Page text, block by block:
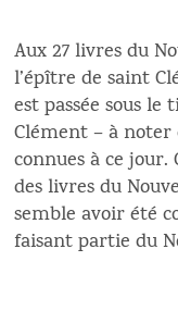
Aux 27 livres du
l’épître de saint
est passée sous
Clément – à noter
connues à ce
des livres du
semble avoir été
faisant partie du